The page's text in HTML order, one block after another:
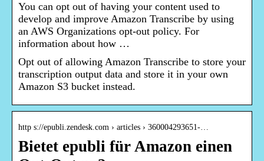
You can opt out of having your content used to
develop and improve Amazon Transcribe by using
an AWS Organizations opt-out policy. For
information about how …
Opt out of allowing Amazon Transcribe to store your
transcription output data and store it in your own
Amazon S3 bucket instead.
http s://epubli.zendesk.com › articles › 360004293651-…
Bietet epubli für Amazon einen